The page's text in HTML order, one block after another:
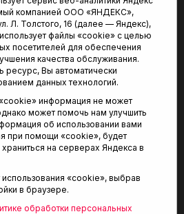
28А
компанией ООО «ЯНДЕКС»,
Л. Толстого, 16 (далее — Яндекс),
файлы «cookie» с целью
посетителей для обеспечения
качества обслуживания.
ресурс, Вы автоматически
данных технологий.
информация не может
может помочь нам улучшить
об использовании вами
при помощи «cookie», будет
на серверах Яндекса в
использования «cookie», выбрав
в браузере.
обработки персональных